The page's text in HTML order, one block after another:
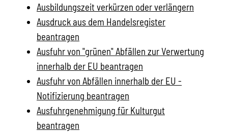
Ausbildungszeit verkürzen oder verlängern
Ausdruck aus dem Handelsregister
beantragen
Ausfuhr von "grünen" Abfällen zur Verwertung
innerhalb der EU beantragen
Ausfuhr von Abfällen innerhalb der EU -
Notifizierung beantragen
Ausfuhrgenehmigung für Kulturgut
beantragen